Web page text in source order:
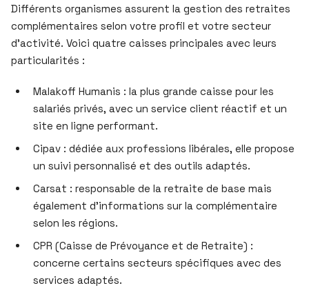
Différents organismes assurent la gestion des retraites
complémentaires selon votre profil et votre secteur
d’activité. Voici quatre caisses principales avec leurs
particularités :
Malakoff Humanis : la plus grande caisse pour les
salariés privés, avec un service client réactif et un
site en ligne performant.
Cipav : dédiée aux professions libérales, elle propose
un suivi personnalisé et des outils adaptés.
Carsat : responsable de la retraite de base mais
également d’informations sur la complémentaire
selon les régions.
CPR (Caisse de Prévoyance et de Retraite) :
concerne certains secteurs spécifiques avec des
services adaptés.